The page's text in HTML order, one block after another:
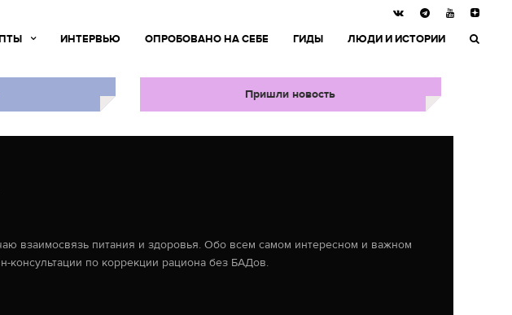
ИНТЕРВЬЮ ОПРОБОВАНО НА СЕБЕ ГИДЫ ЛЮДИ И ИСТОРИИ
Пришли новость
взаимосвязь питания и здоровья. Обо всем самом интересном и важном
консультации по коррекции рациона без БАДов.